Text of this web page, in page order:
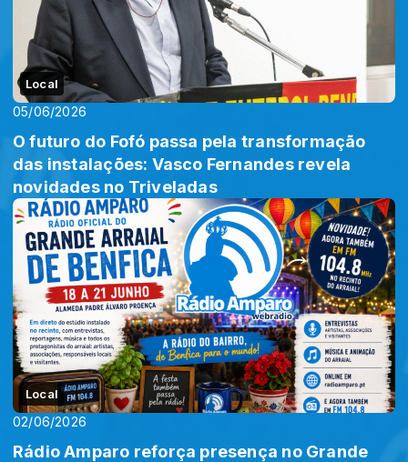
Local
05/06/2026
O futuro do Fofó passa pela transformação
das instalações: Vasco Fernandes revela
novidades no Triveladas
Local
02/06/2026
Rádio Amparo reforça presença no Grande